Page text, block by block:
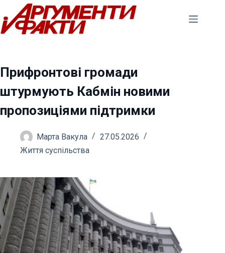
Перейти
до
вмісту
Прифронтові громади
штурмують Кабмін новими
пропозиціями підтримки
Марта Вакула
27.05.2026
Життя суспільства